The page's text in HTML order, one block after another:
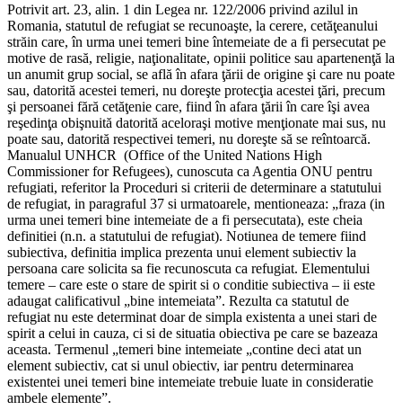
Potrivit art. 23, alin. 1 din Legea nr. 122/2006 privind azilul in
Romania, statutul de refugiat se recunoaşte, la cerere, cetăţeanului
străin care, în urma unei temeri bine întemeiate de a fi persecutat pe
motive de rasă, religie, naţionalitate, opinii politice sau apartenenţă la
un anumit grup social, se află în afara ţării de origine şi care nu poate
sau, datorită acestei temeri, nu doreşte protecţia acestei ţări, precum
şi persoanei fără cetăţenie care, fiind în afara ţării în care îşi avea
reşedinţa obişnuită datorită aceloraşi motive menţionate mai sus, nu
poate sau, datorită respectivei temeri, nu doreşte să se reîntoarcă.
Manualul UNHCR (Office of the United Nations High
Commissioner for Refugees), cunoscuta ca Agentia ONU pentru
refugiati, referitor la Proceduri si criterii de determinare a statutului
de refugiat, in paragraful 37 si urmatoarele, mentioneaza: „fraza (in
urma unei temeri bine intemeiate de a fi persecutata), este cheia
definitiei (n.n. a statutului de refugiat). Notiunea de temere fiind
subiectiva, definitia implica prezenta unui element subiectiv la
persoana care solicita sa fie recunoscuta ca refugiat. Elementului
temere – care este o stare de spirit si o conditie subiectiva – ii este
adaugat calificativul „bine intemeiata”. Rezulta ca statutul de
refugiat nu este determinat doar de simpla existenta a unei stari de
spirit a celui in cauza, ci si de situatia obiectiva pe care se bazeaza
aceasta. Termenul „temeri bine intemeiate „contine deci atat un
element subiectiv, cat si unul obiectiv, iar pentru determinarea
existentei unei temeri bine intemeiate trebuie luate in consideratie
ambele elemente”.